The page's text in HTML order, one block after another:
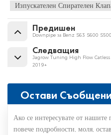
Изпускателен Спирателен
Предишен
Downpipe за Benz S63 S600
Следващия
Jagrow Tuning High Flow
2019+
Остави
Ако се интересувате от нашите
повече подробности, моля,